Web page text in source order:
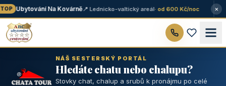
Ubytování Na Kovárně📍 Lednicko-valtický areál· od 600 Kč/noc ×
NÁŠ SESTERSKÝ PORTÁL
Hledáte chatu nebo chalupu?
Stovky chat, chalup a srubů k pronájmu po celé